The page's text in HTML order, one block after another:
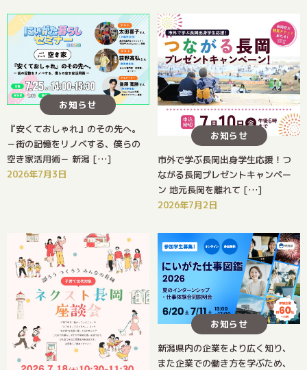
お知らせ
『安くておしゃれ』のその先へ。
－街の記憶をリノベする、僕らの
空き家活用術－ 新潟 […]
2026年7月3日
お知らせ
市外で学ぶ長岡出身学生応援！つ
ながる長岡プレゼントキャンペー
ン 地元長岡を離れて […]
2026年7月2日
お知らせ
新潟県内の企業をより広く知り、
また企業での働き方を学ぶため、